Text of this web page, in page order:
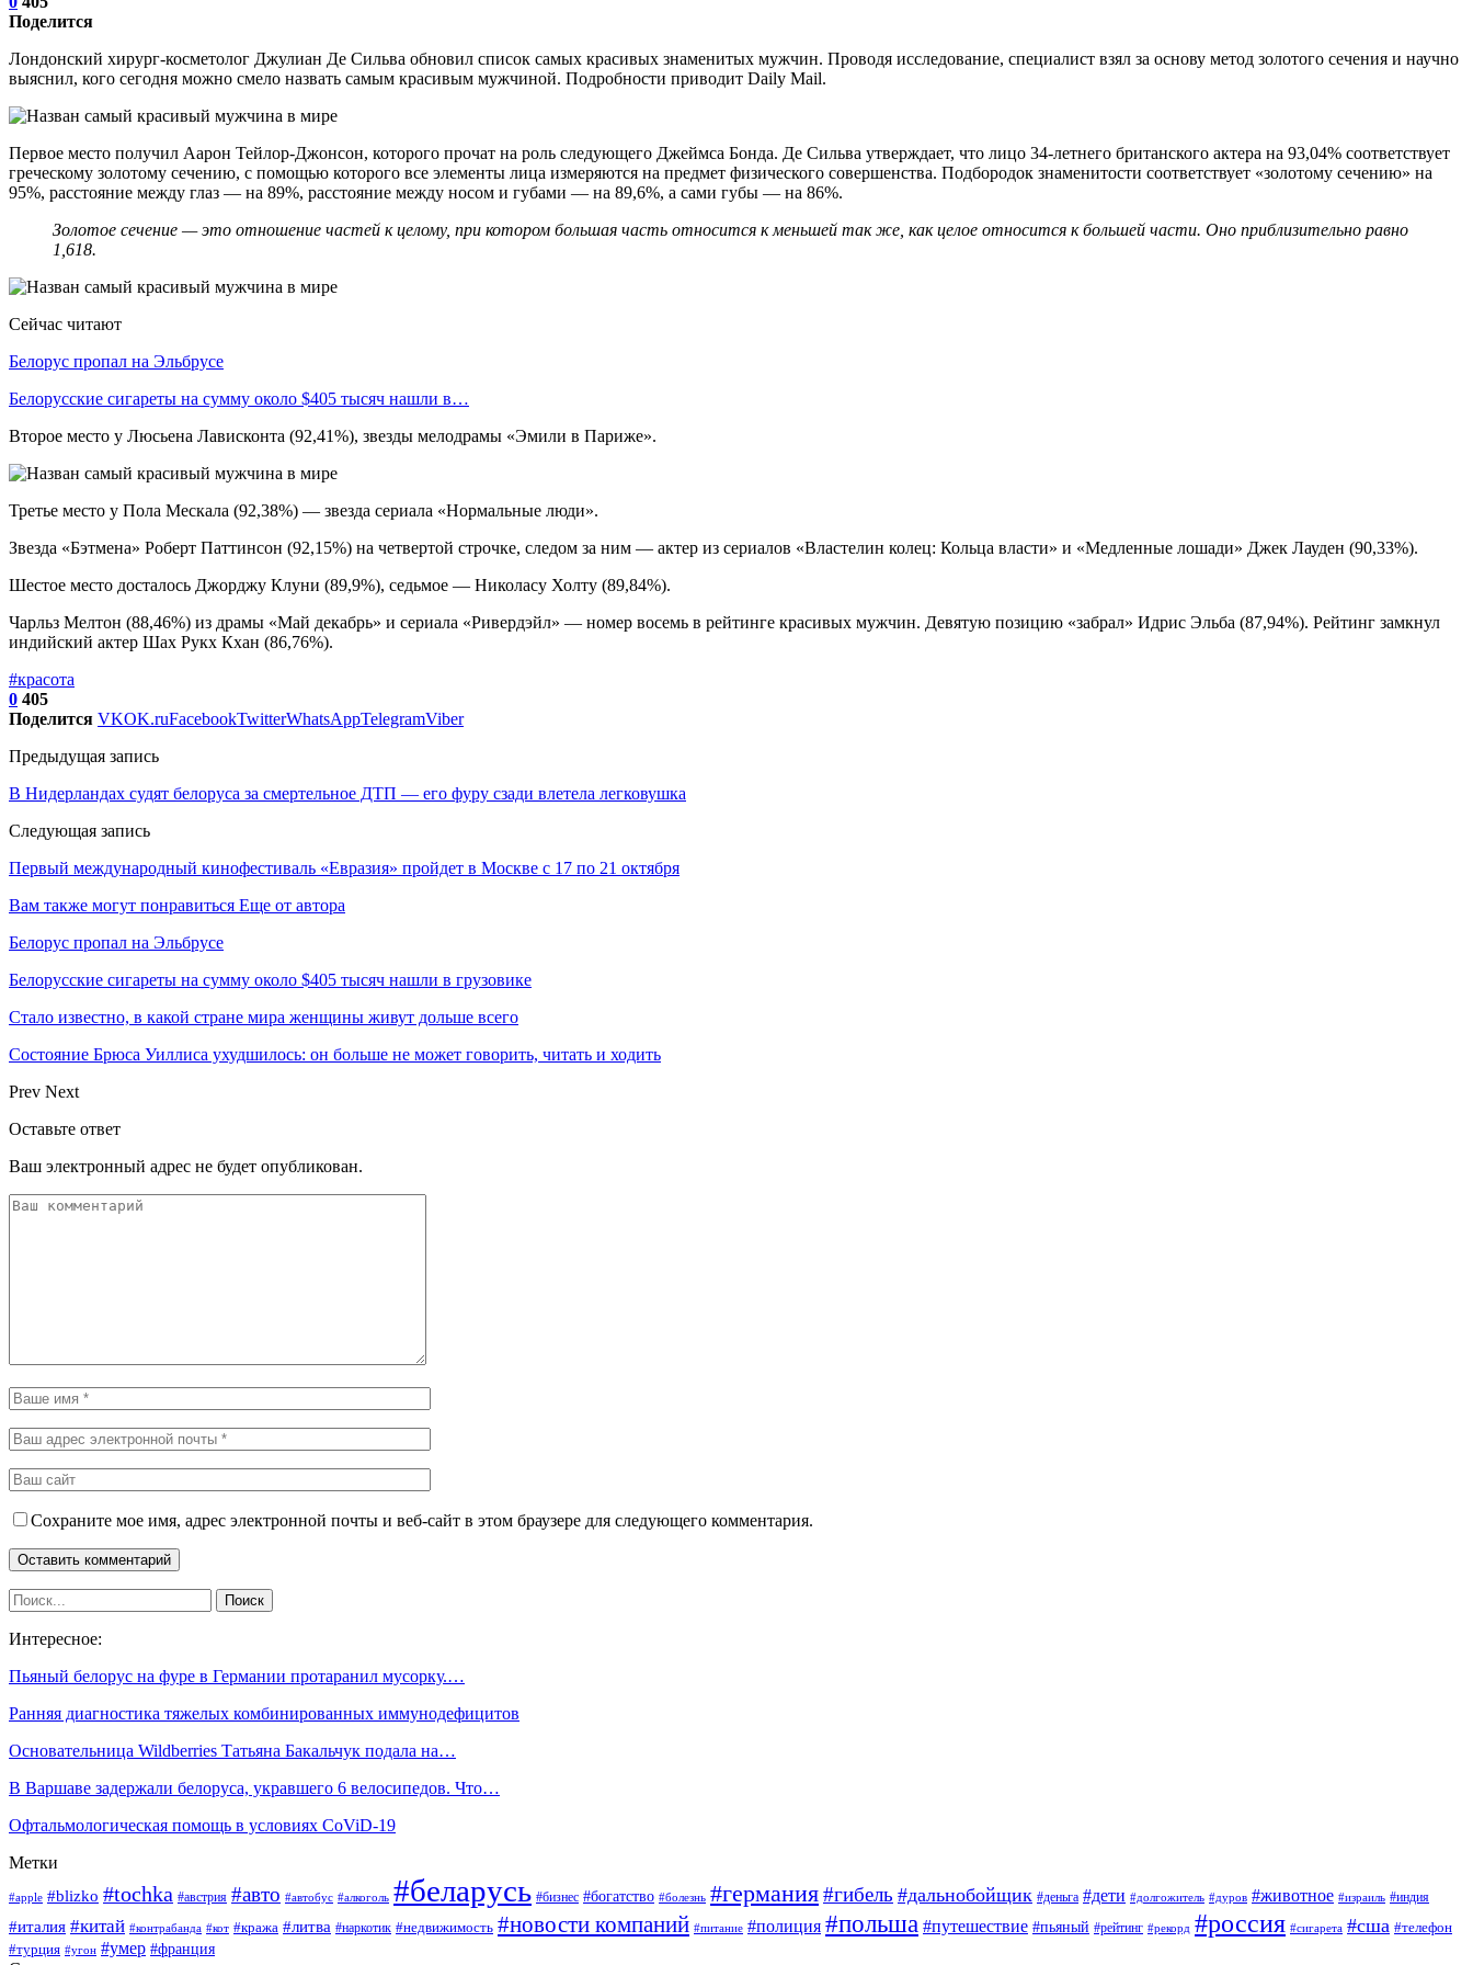
Поделится
Лондонский хирург-косметолог Джулиан Де Сильва обновил список самых красивых знаменитых мужчин. Проводя исследование, специалист взял за основу метод золотого сечения и научно
выяснил, кого сегодня можно смело назвать самым красивым мужчиной. Подробности приводит Daily Mail.
Первое место получил Аарон Тейлор-Джонсон, которого прочат на роль следующего Джеймса Бонда. Де Сильва утверждает, что лицо 34-летнего британского актера на 93,04% соответствует
греческому золотому сечению, с помощью которого все элементы лица измеряются на предмет физического совершенства. Подбородок знаменитости соответствует «золотому сечению» на
95%, расстояние между глаз — на 89%, расстояние между носом и губами — на 89,6%, а сами губы — на 86%.
Золотое сечение — это отношение частей к целому, при котором большая часть относится к меньшей так же, как целое относится к большей части. Оно приблизительно равно
1,618.
Сейчас читают
Белорус пропал на Эльбрусе
Белорусские сигареты на сумму около $405 тысяч нашли в…
Второе место у Люсьена Лависконта (92,41%), звезды мелодрамы «Эмили в Париже».
Третье место у Пола Мескала (92,38%) — звезда сериала «Нормальные люди».
Звезда «Бэтмена» Роберт Паттинсон (92,15%) на четвертой строчке, следом за ним — актер из сериалов «Властелин колец: Кольца власти» и «Медленные лошади» Джек Лауден (90,33%).
Шестое место досталось Джорджу Клуни (89,9%), седьмое — Николасу Холту (89,84%).
Чарльз Мелтон (88,46%) из драмы «Май декабрь» и сериала «Ривердэйл» — номер восемь в рейтинге красивых мужчин. Девятую позицию «забрал» Идрис Эльба (87,94%). Рейтинг замкнул
индийский актер Шах Рукх Кхан (86,76%).
#красота
0 405
Поделится VKOK.ruFacebookTwitterWhatsAppTelegramViber
Предыдущая запись
В Нидерландах судят белоруса за смертельное ДТП — его фуру сзади влетела легковушка
Следующая запись
Первый международный кинофестиваль «Евразия» пройдет в Москве с 17 по 21 октября
Вам также могут понравиться Еще от автора
Белорус пропал на Эльбрусе
Белорусские сигареты на сумму около $405 тысяч нашли в грузовике
Стало известно, в какой стране мира женщины живут дольше всего
Состояние Брюса Уиллиса ухудшилось: он больше не может говорить, читать и ходить
Prev Next
Оставьте ответ
Ваш электронный адрес не будет опубликован.
Сохраните мое имя, адрес электронной почты и веб-сайт в этом браузере для следующего комментария.
Интересное:
Пьяный белорус на фуре в Германии протаранил мусорку.…
Ранняя диагностика тяжелых комбинированных иммунодефицитов
Основательница Wildberries Татьяна Бакальчук подала на…
В Варшаве задержали белоруса, укравшего 6 велосипедов. Что…
Офтальмологическая помощь в условиях CoViD-19
Метки
#apple #blizko #tochka #австрия #авто #автобус #алкоголь #беларусь #бизнес #богатство #болезнь #германия#гибель #дальнобойщик #деньга #дети #долгожитель #дуров #животное #израиль #индия
#италия #китай #контрабанда #кот #кража #литва #наркотик #недвижимость #новости компаний #питание #полиция #польша #путешествие #пьяный #рейтинг #рекорд #россия #сигарета #сша #телефон
#турция #угон #умер #франция